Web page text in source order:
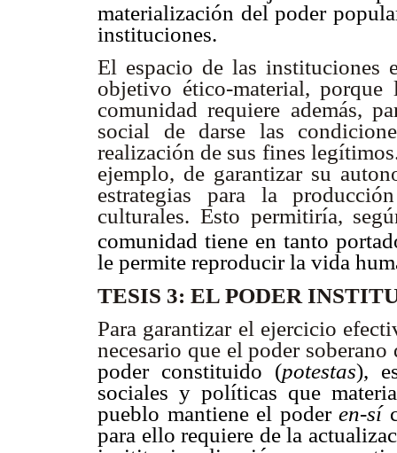
materialización del poder
instituciones.
El espacio de las instituciones
objetivo ético-material,
comunidad requiere además,
social de darse las
realización de sus fines
ejemplo, de garantizar su
estrategias para la
culturales. Esto permitiría,
comunidad tiene en tanto
le permite reproducir la vida
TESIS 3: EL PODER
Para garantizar el ejercicio
necesario que el poder
poder constituido (potestas),
sociales y políticas que
pueblo mantiene el poder en-sí
para ello requiere de la